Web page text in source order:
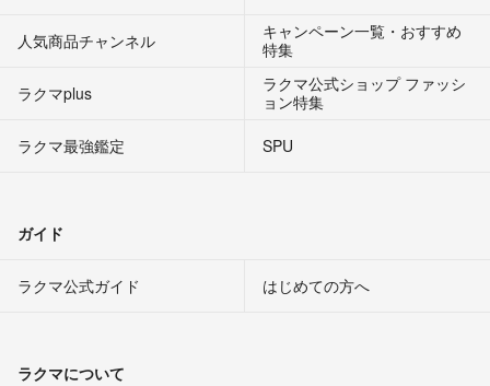
人気商品チャンネル
キャンペーン一覧・おすすめ
特集
ラクマplus
ラクマ公式ショップ ファッシ
ョン特集
ラクマ最強鑑定
SPU
ガイド
ラクマ公式ガイド はじめての方へ
ラクマについて